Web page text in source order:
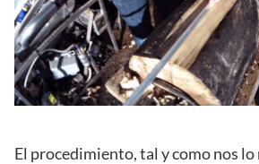
El procedimiento, tal y como nos